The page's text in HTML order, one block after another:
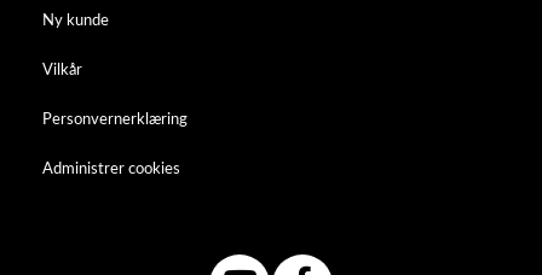
Ny kunde
Vilkår
Personvernerklæring
Administrer cookies